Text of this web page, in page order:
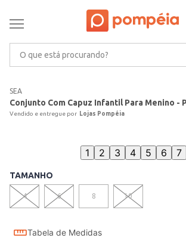
SEA
Conjunto Com Capuz Infantil Para Menino -
Lojas Pompéia
1 2 3 4 5 6 7
TAMANHO
4 6 8 10
Tabela de Medidas